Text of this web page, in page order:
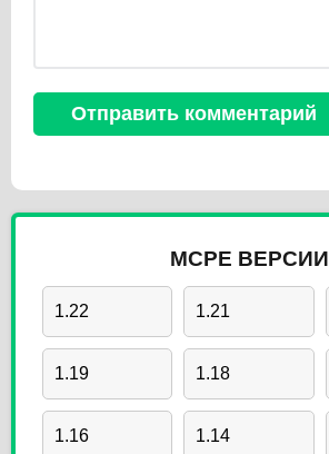
MCPE ВЕРСИИ
1.22 1.21
1.19 1.18
1.16 1.14